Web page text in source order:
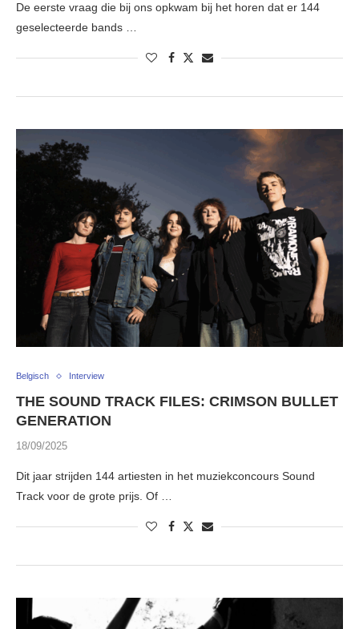
De eerste vraag die bij ons opkwam bij het horen dat er 144
geselecteerde bands …
Belgisch Interview
THE SOUND TRACK FILES: CRIMSON BULLET
GENERATION
18/09/2025
Dit jaar strijden 144 artiesten in het muziekconcours Sound
Track voor de grote prijs. Of …